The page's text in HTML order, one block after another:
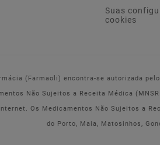
Suas
cookies
(Farmaoli) encontra-se autorizada
Não Sujeitos a Receita Médica
Os Medicamentos Não Sujeitos a
do Porto, Maia, Matosinhos,